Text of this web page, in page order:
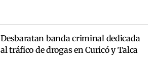
Desbaratan banda criminal dedicada
al tráfico de drogas en Curicó y Talca